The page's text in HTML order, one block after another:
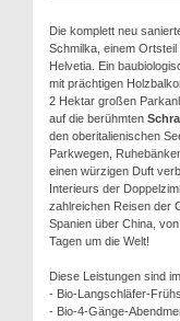
Die komplett neu
Schmilka, einem
Helvetia. Ein
mit prächtigen
2 Hektar großen
auf die berühmten
den oberitalienischen
Parkwegen,
einen würzigen Duft
Interieurs der
zahlreichen Reisen der
Spanien über China,
Tagen um die Welt!
Diese Leistungen sind
- Bio-Langschläfer-
- Bio-4-Gänge-